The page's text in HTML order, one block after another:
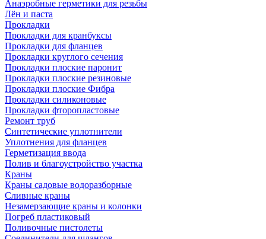
Анаэробные герметики для резьбы
Лён и паста
Прокладки
Прокладки для кранбуксы
Прокладки для фланцев
Прокладки круглого сечения
Прокладки плоские паронит
Прокладки плоские резиновые
Прокладки плоские Фибра
Прокладки силиконовые
Прокладки фторопластовые
Ремонт труб
Синтетические уплотнители
Уплотнения для фланцев
Герметизация ввода
Полив и благоустройство участка
Краны
Краны садовые водоразборные
Сливные краны
Незамерзающие краны и колонки
Погреб пластиковый
Поливочные пистолеты